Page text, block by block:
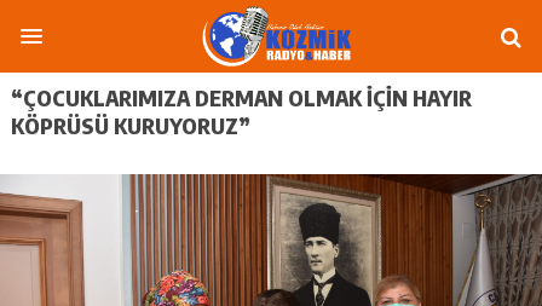
“ÇOCUKLARIMIZA DERMAN OLMAK İÇİN HAYIR
KÖPRÜSÜ KURUYORUZ”